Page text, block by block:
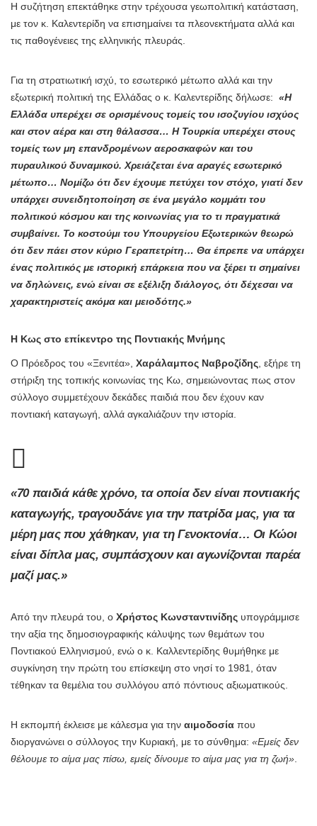
Η συζήτηση επεκτάθηκε στην τρέχουσα γεωπολιτική κατάσταση,
με τον κ. Καλεντερίδη να επισημαίνει τα πλεονεκτήματα αλλά και
τις παθογένειες της ελληνικής πλευράς.
Για τη στρατιωτική ισχύ, το εσωτερικό μέτωπο αλλά και την
εξωτερική πολιτική της Ελλάδας ο κ. Καλεντερίδης δήλωσε: «Η
Ελλάδα υπερέχει σε ορισμένους τομείς του ισοζυγίου ισχύος
και στον αέρα και στη θάλασσα… Η Τουρκία υπερέχει στους
τομείς των μη επανδρομένων αεροσκαφών και του
πυραυλικού δυναμικού. Χρειάζεται ένα αραγές εσωτερικό
μέτωπο… Νομίζω ότι δεν έχουμε πετύχει τον στόχο, γιατί δεν
υπάρχει συνειδητοποίηση σε ένα μεγάλο κομμάτι του
πολιτικού κόσμου και της κοινωνίας για το τι πραγματικά
συμβαίνει. Το κοστούμι του Υπουργείου Εξωτερικών θεωρώ
ότι δεν πάει στον κύριο Γεραπετρίτη… Θα έπρεπε να υπάρχει
ένας πολιτικός με ιστορική επάρκεια που να ξέρει τι σημαίνει
να δηλώνεις, ενώ είναι σε εξέλιξη διάλογος, ότι δέχεσαι να
χαρακτηριστείς ακόμα και μειοδότης.»
Η Κως στο επίκεντρο της Ποντιακής Μνήμης
Ο Πρόεδρος του «Ξενιτέα», Χαράλαμπος Ναβροζίδης , εξήρε τη
στήριξη της τοπικής κοινωνίας της Κω, σημειώνοντας πως στον
σύλλογο συμμετέχουν δεκάδες παιδιά που δεν έχουν καν
ποντιακή καταγωγή, αλλά αγκαλιάζουν την ιστορία.
«70 παιδιά κάθε χρόνο, τα οποία δεν είναι ποντιακής
καταγωγής, τραγουδάνε για την πατρίδα μας, για τα
μέρη μας που χάθηκαν, για τη Γενοκτονία… Οι Κώοι
είναι δίπλα μας, συμπάσχουν και αγωνίζονται παρέα
μαζί μας.»
Από την πλευρά του, ο Χρήστος Κωνσταντινίδης υπογράμμισε
την αξία της δημοσιογραφικής κάλυψης των θεμάτων του
Ποντιακού Ελληνισμού, ενώ ο κ. Καλλεντερίδης θυμήθηκε με
συγκίνηση την πρώτη του επίσκεψη στο νησί το 1981, όταν
τέθηκαν τα θεμέλια του συλλόγου από πόντιους αξιωματικούς.
Η εκπομπή έκλεισε με κάλεσμα για την αιμοδοσία που
διοργανώνει ο σύλλογος την Κυριακή, με το σύνθημα: «Εμείς δεν
θέλουμε το αίμα μας πίσω, εμείς δίνουμε το αίμα μας για τη ζωή»